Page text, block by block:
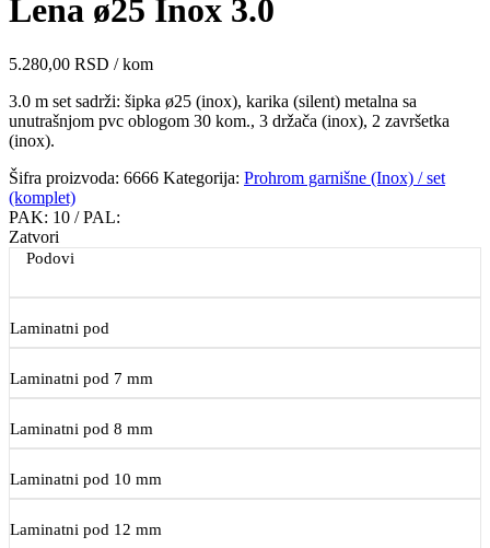
Lena ø25 Inox 3.0
5.280,00 RSD / kom
3.0 m set sadrži: šipka ø25 (inox), karika (silent) metalna sa
unutrašnjom pvc oblogom 30 kom., 3 držača (inox), 2 završetka
(inox).
Šifra proizvoda: 6666 Kategorija: Prohrom garnišne (Inox) / set
(komplet)
PAK: 10 / PAL:
Zatvori
Podovi
Laminatni pod
Laminatni pod 7 mm
Laminatni pod 8 mm
Laminatni pod 10 mm
Laminatni pod 12 mm